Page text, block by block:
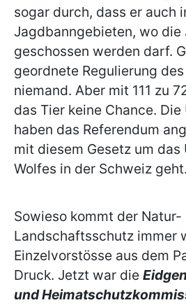
sogar durch, dass er auch
Jagdbanngebieten, wo
geschossen werden darf.
geordnete Regulierung
niemand. Aber mit 111 zu
das Tier keine Chance.
haben das Referendum
mit diesem Gesetz um das
Wolfes in der Schweiz geht.
Sowieso kommt der Natur-
Landschaftsschutz immer
Einzelvorstösse aus dem
Druck. Jetzt war die
und